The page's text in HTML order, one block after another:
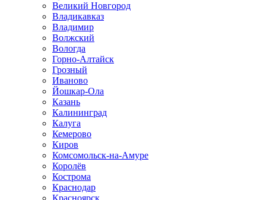
Великий Новгород
Владикавказ
Владимир
Волжский
Вологда
Горно-Алтайск
Грозный
Иваново
Йошкар-Ола
Казань
Калининград
Калуга
Кемерово
Киров
Комсомольск-на-Амуре
Королёв
Кострома
Краснодар
Красноярск